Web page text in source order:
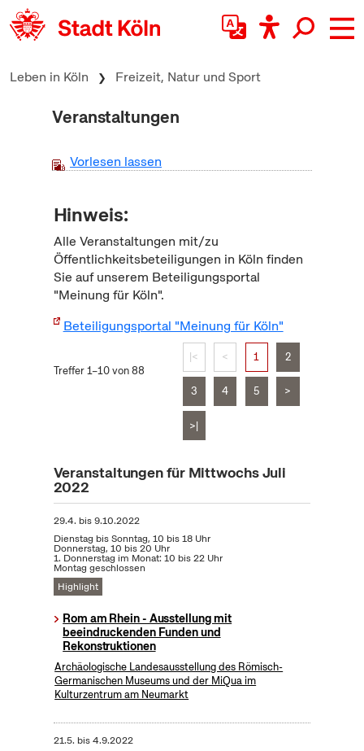
zum Inhalt springen
Leben in Köln Freizeit, Natur und Sport
Veranstaltungen
Vorlesen lassen
Hinweis:
Alle Veranstaltungen mit/zu
Öffentlichkeitsbeteiligungen in Köln finden
Sie auf unserem Beteiligungsportal
"Meinung für Köln".
Beteiligungsportal "Meinung für Köln"
Treffer 1–10 von 88
|< < 1 2
3 4 5 >
>|
Veranstaltungen für Mittwochs Juli
2022
29.4. bis9.10.2022
Dienstag bis Sonntag, 10 bis 18 Uhr
Donnerstag, 10 bis 20 Uhr
1. Donnerstag im Monat: 10 bis 22 Uhr
Montag geschlossen
Highlight
Rom am Rhein - Ausstellung mit
beeindruckenden Funden und
Rekonstruktionen
Archäologische Landesausstellung des Römisch-
Germanischen Museums und der MiQua im
Kulturzentrum am Neumarkt
21.5. bis4.9.2022